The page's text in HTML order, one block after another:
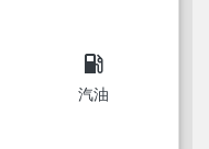
local_gas_station
汽油